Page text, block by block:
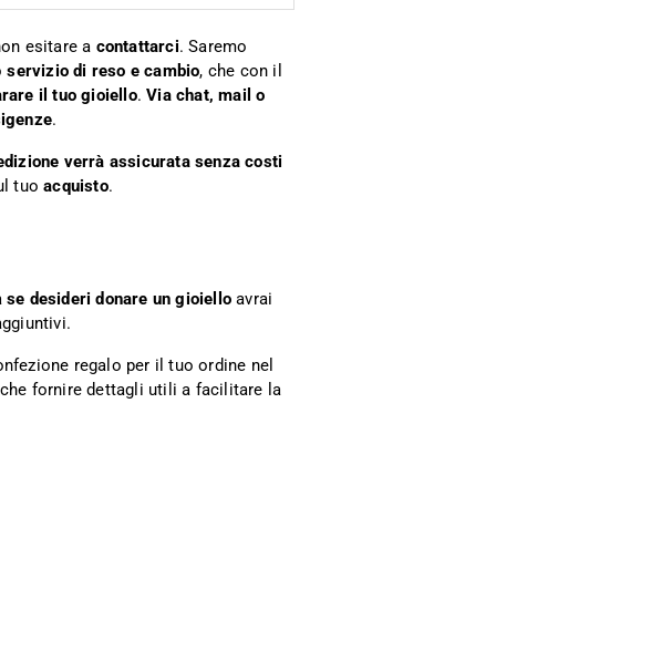
esitare a contattarci. Saremo
servizio di reso e cambio, che con il
il tuo gioiello.Via chat, mail o
.
verrà assicurata senza costi
tuoacquisto.
se desideri donare un gioiello avrai
regalo per il tuo ordine nel
fornire dettagli utili a facilitare la